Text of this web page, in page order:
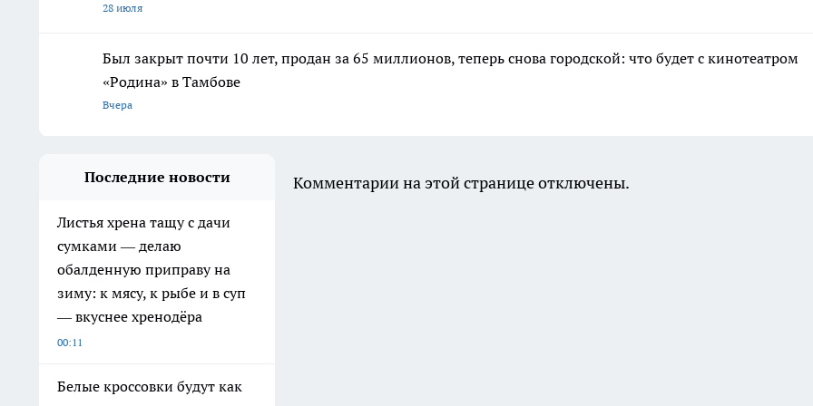
28 июля
Был закрыт почти 10 лет, продан за 65 миллионов, теперь снова городской: что будет с кинотеатром
«Родина» в Тамбове
Вчера
Последние новости
Листья хрена тащу с дачи
сумками — делаю
обалденную приправу на
зиму: к мясу, к рыбе и в суп
— вкуснее хренодёра
00:11
Белые кроссовки будут как
Комментарии на этой странице отключены.